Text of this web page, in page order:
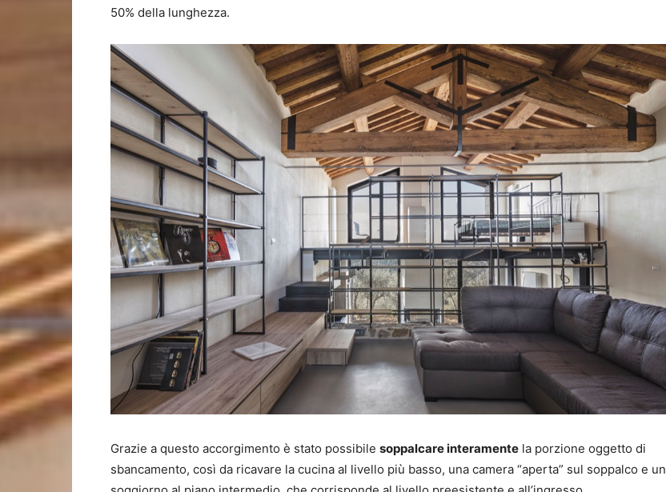
50% della lunghezza.
Grazie a questo accorgimento è stato possibile soppalcare interamente la porzione oggetto di
sbancamento, così da ricavare la cucina al livello più basso, una camera “aperta” sul soppalco e un